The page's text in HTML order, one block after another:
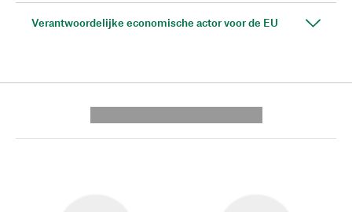
Verantwoordelijke economische actor voor de EU